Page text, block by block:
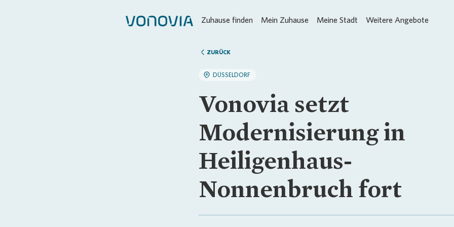
Zuhause finden Mein Zuhause Meine Stadt Weitere Angebote
ZURÜCK
DÜSSELDORF
Vonovia setzt
Modernisierung in
Heiligenhaus-
Nonnenbruch fort